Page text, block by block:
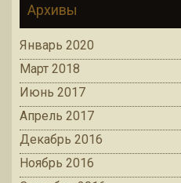
Архивы
Январь 2020
Март 2018
Июнь 2017
Апрель 2017
Декабрь 2016
Ноябрь 2016